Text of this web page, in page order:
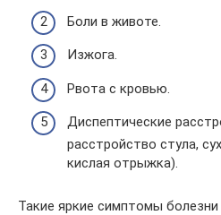
Боли в животе.
Изжога.
Рвота с кровью.
Диспептические
расстройство стула,
кислая отрыжка).
Такие яркие симптомы